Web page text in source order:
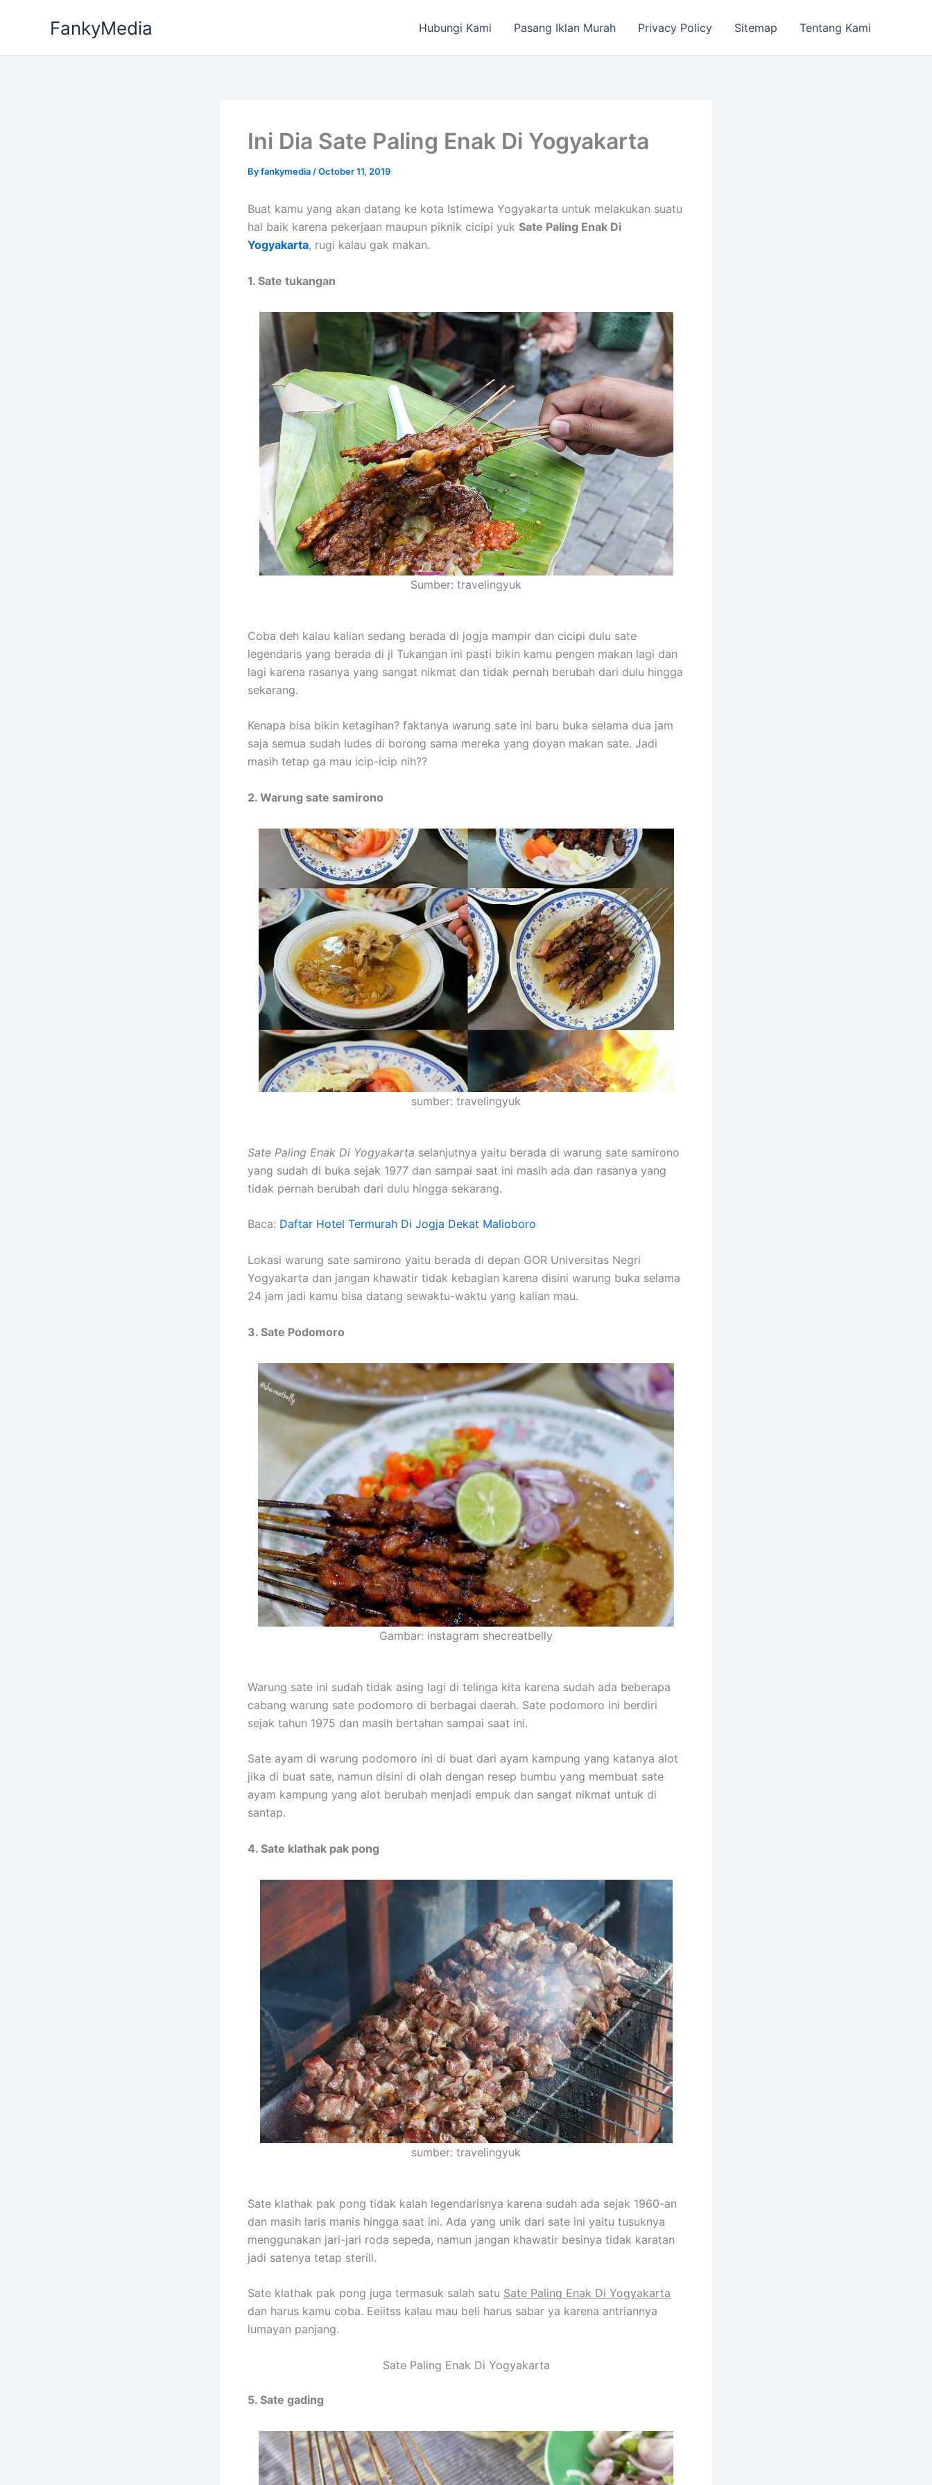
FankyMedia Hubungi Kami Pasang Iklan Murah Privacy Policy Sitemap Tentang Kami
Ini Dia Sate Paling Enak Di Yogyakarta
Byfankymedia /October 11, 2019
Buat kamu yang akan datang ke kota Istimewa Yogyakarta untuk melakukan suatu
hal baik karena pekerjaan maupun piknik cicipi yuk Sate Paling Enak Di
Yogyakarta, rugi kalau gak makan.
1. Sate tukangan
Sumber: travelingyuk
Coba deh kalau kalian sedang berada di jogja mampir dan cicipi dulu sate
legendaris yang berada di jl Tukangan ini pasti bikin kamu pengen makan lagi dan
lagi karena rasanya yang sangat nikmat dan tidak pernah berubah dari dulu hingga
sekarang.
Kenapa bisa bikin ketagihan? faktanya warung sate ini baru buka selama dua jam
saja semua sudah ludes di borong sama mereka yang doyan makan sate. Jadi
masih tetap ga mau icip-icip nih??
2. Warung sate samirono
sumber: travelingyuk
Sate Paling Enak Di Yogyakarta selanjutnya yaitu berada di warung sate samirono
yang sudah di buka sejak 1977 dan sampai saat ini masih ada dan rasanya yang
tidak pernah berubah dari dulu hingga sekarang.
Baca: Daftar Hotel Termurah Di Jogja Dekat Malioboro
Lokasi warung sate samirono yaitu berada di depan GOR Universitas Negri
Yogyakarta dan jangan khawatir tidak kebagian karena disini warung buka selama
24 jam jadi kamu bisa datang sewaktu-waktu yang kalian mau.
3. Sate Podomoro
Gambar: instagram shecreatbelly
Warung sate ini sudah tidak asing lagi di telinga kita karena sudah ada beberapa
cabang warung sate podomoro di berbagai daerah. Sate podomoro ini berdiri
sejak tahun 1975 dan masih bertahan sampai saat ini.
Sate ayam di warung podomoro ini di buat dari ayam kampung yang katanya alot
jika di buat sate, namun disini di olah dengan resep bumbu yang membuat sate
ayam kampung yang alot berubah menjadi empuk dan sangat nikmat untuk di
santap.
4. Sate klathak pak pong
sumber: travelingyuk
Sate klathak pak pong tidak kalah legendarisnya karena sudah ada sejak 1960-an
dan masih laris manis hingga saat ini. Ada yang unik dari sate ini yaitu tusuknya
menggunakan jari-jari roda sepeda, namun jangan khawatir besinya tidak karatan
jadi satenya tetap sterill.
Sate klathak pak pong juga termasuk salah satu Sate Paling Enak Di Yogyakarta
dan harus kamu coba. Eeiitss kalau mau beli harus sabar ya karena antriannya
lumayan panjang.
Sate Paling Enak Di Yogyakarta
5. Sate gading